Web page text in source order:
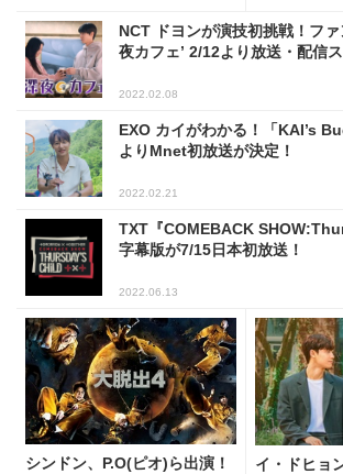
NCT ドヨンが演技初挑戦！ファ
夜カフェ’ 2/12より放送・配信
2022.02.08
EXO カイがわかる！「KAI’s
よりMnet初放送が決定！
2022.02.21
TXT『COMEBACK
字幕版が7/15日本初放送！
2022.06.13
シンドン、P.O(ピオ)ら出演！
イ・ドヒョ